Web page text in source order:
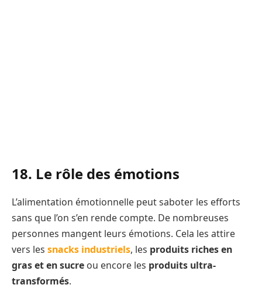
18. Le rôle des émotions
L’alimentation émotionnelle peut saboter les efforts
sans que l’on s’en rende compte. De nombreuses
personnes mangent leurs émotions. Cela les attire
vers les snacks industriels, les produits riches en
gras et en sucre ou encore les produits ultra-
transformés.